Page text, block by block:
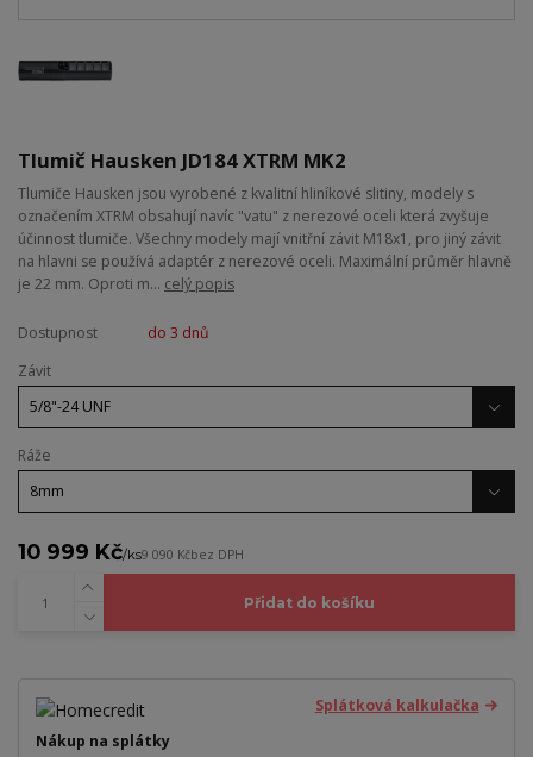
Tlumič Hausken JD184 XTRM MK2
Tlumiče Hausken jsou vyrobené z kvalitní hliníkové slitiny, modely s
označením XTRM obsahují navíc "vatu" z nerezové oceli která zvyšuje
účinnost tlumiče. Všechny modely mají vnitřní závit M18x1, pro jiný závit
na hlavni se používá adaptér z nerezové oceli. Maximální průměr hlavně
je 22 mm. Oproti m... celý popis
Dostupnost
do 3 dnů
Závit
Ráže
10 999 Kč/ks9 090 Kčbez DPH
Přidat do košíku
Splátková kalkulačka
Nákup na splátky